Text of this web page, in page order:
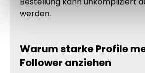
werden.
Warum starke Profile
Follower anziehen